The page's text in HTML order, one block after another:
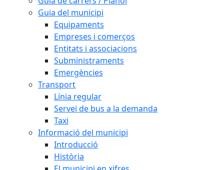
Guia del municipi
Equipaments
Empreses i comerços
Entitats i associacions
Subministraments
Emergències
Transport
Línia regular
Servei de bus a la demanda
Taxi
Informació del municipi
Introducció
Història